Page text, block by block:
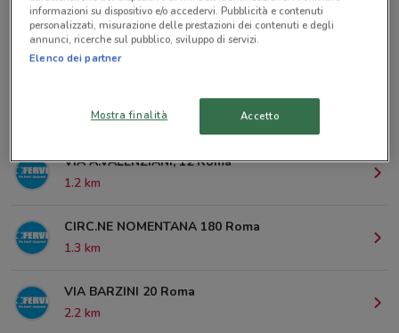
© MapTiler © OpenStreetMap contributors
VIA A.VALENZIANI, 12 Roma
1.2 km
CIRC.NE NOMENTANA 180 Roma
1.3 km
VIA BARZINI 20 Roma
2.2 km
informazioni su dispositivo e/o accedervi. Pubblicità e contenuti
personalizzati, misurazione delle prestazioni dei contenuti e degli
annunci, ricerche sul pubblico, sviluppo di servizi.
Elenco dei partner
Mostra finalità Accetto